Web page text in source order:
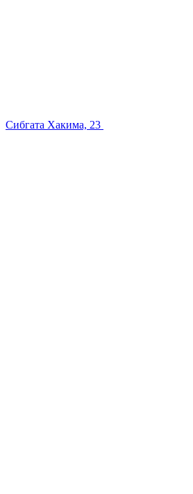
Сибгата Хакима, 23